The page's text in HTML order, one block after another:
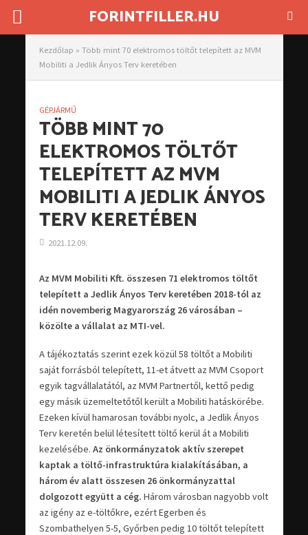
FORINTFILLER.HU
Kezdőlap » Több mint 70 elektromos töltőt telepített az MVM
Mobiliti a Jedlik Ányos Terv keretében
GÉPJÁRMŰ
TÖBB MINT 70
ELEKTROMOS TÖLTŐT
TELEPÍTETT AZ MVM
MOBILITI A JEDLIK ÁNYOS
TERV KERETÉBEN
2021.12.09.
Az MVM Mobiliti Kft. összesen 71 elektromos töltőt
telepített a Jedlik Ányos Terv keretében 2018-tól az
idén novemberig Magyarország 26 városában –
közölte a vállalat az MTI-vel.
A tájékoztatás szerint ezek közül 58 töltőt a Mobiliti
saját forrásból telepített, 11-et átvett az MVM Csoport
egyik tagvállalatától, az MVM Partnertől, kettő pedig
egy másik üzemeltetőtől került a Mobiliti hatáskörébe.
Ezeken kívül hamarosan további nyolc, a Jedlik Ányos
Terv keretén belül létesített töltő kerül át a Mobiliti
kezelésébe. Az önkormányzatok aktív szerepet
kaptak a töltő-infrastruktúra kialakításában, a
három év alatt összesen 26 önkormányzattal
dolgozott együtt a cég. Három városban nagyobb volt
az igény az e-töltőkre, ezért Egerben és
Szombathelyen 5-5, Győrben pedig 10 töltőt telepített